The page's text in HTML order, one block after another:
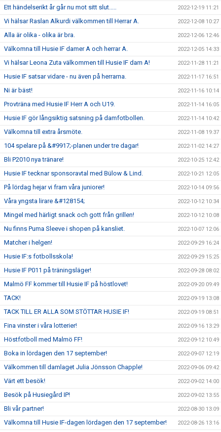
Ett händelserikt år går nu mot sitt slut..... 2022-12-19 11:21
Vi hälsar Raslan Alkurdi välkommen till Herrar A. 2022-12-08 10:27
Alla är olika - olika är bra. 2022-12-06 12:46
Välkomna till Husie IF damer A och herrar A. 2022-12-05 14:33
Vi hälsar Leona Zuta välkommen till Husie IF dam A! 2022-11-28 11:21
Husie IF satsar vidare - nu även på herrarna. 2022-11-17 16:51
Ni är bäst! 2022-11-16 10:14
Provträna med Husie IF Herr A och U19. 2022-11-14 16:05
Husie IF gör långsiktig satsning på damfotbollen. 2022-11-14 10:42
Välkomna till extra årsmöte. 2022-11-08 19:37
104 spelare på &#9917;-planen under tre dagar! 2022-11-02 14:27
Bli P2010 nya tränare! 2022-10-25 12:42
Husie IF tecknar sponsoravtal med Bülow & Lind. 2022-10-21 12:05
På lördag hejar vi fram våra juniorer! 2022-10-14 09:56
Våra yngsta lirare &#128154; 2022-10-12 10:34
Mingel med härligt snack och gott från grillen! 2022-10-12 10:08
Nu finns Puma Sleeve i shopen på kansliet. 2022-10-07 12:06
Matcher i helgen! 2022-09-29 16:24
Husie IF:s fotbollsskola! 2022-09-29 15:25
Husie IF P011 på träningsläger! 2022-09-28 08:02
Malmö FF kommer till Husie IF på höstlovet! 2022-09-20 09:49
TACK! 2022-09-19 13:08
TACK TILL ER ALLA SOM STÖTTAR HUSIE IF! 2022-09-19 08:51
Fina vinster i våra lotterier! 2022-09-16 13:29
Höstfotboll med Malmö FF! 2022-09-12 10:49
Boka in lördagen den 17 september! 2022-09-07 12:19
Välkommen till damlaget Julia Jönsson Chapple! 2022-09-06 09:42
Värt ett besök! 2022-09-02 14:00
Besök på Husiegård IP! 2022-09-02 13:55
Bli vår partner! 2022-08-30 13:09
Välkomna till Husie IF-dagen lördagen den 17 september! 2022-08-26 13:16